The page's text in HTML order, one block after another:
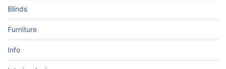
Blinds
Furniture
Info